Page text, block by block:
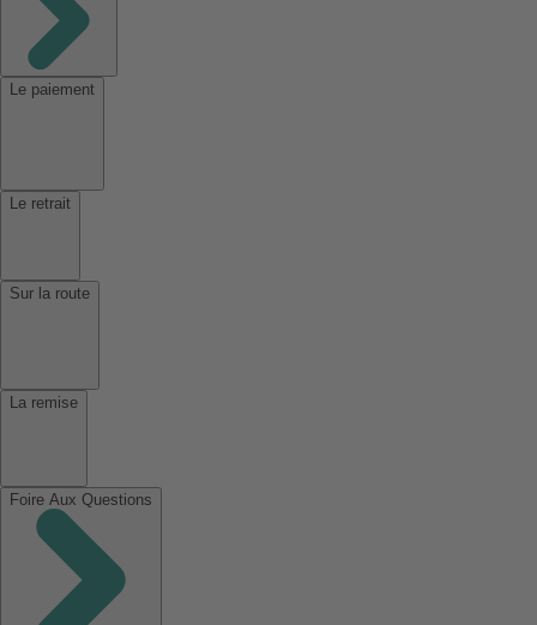
Le paiement
Le retrait
Sur la route
La remise
Foire Aux Questions